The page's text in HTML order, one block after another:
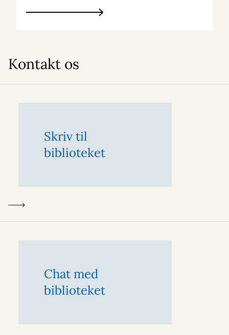
Kontakt os
Skriv til
biblioteket
Chat med
biblioteket